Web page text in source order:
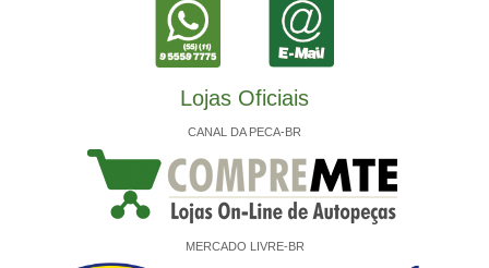
Lojas Oficiais
CANAL DA PECA-BR
MERCADO LIVRE-BR